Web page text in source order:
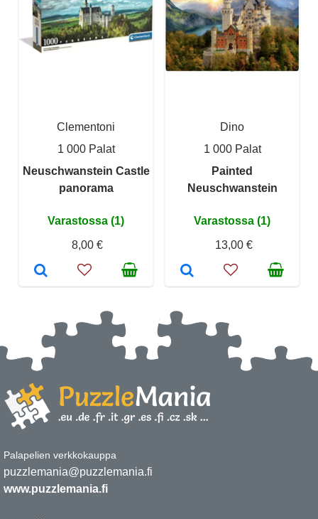
Clementoni
1 000 Palat
Neuschwanstein Castle
panorama
Varastossa (1)
8,00 €
Dino
1 000 Palat
Painted
Neuschwanstein
Varastossa (1)
13,00 €
Palapelien verkkokauppa
puzzlemania@puzzlemania.fi
www.puzzlemania.fi